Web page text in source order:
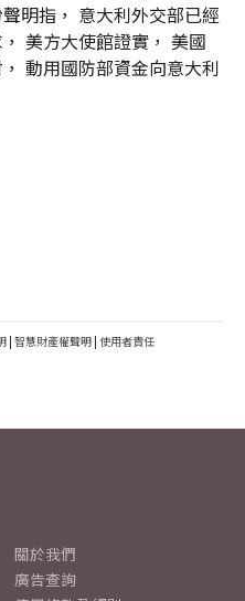
明指， 意大利外交部已經
美方大使館證實， 美國
動用國防部資金向意大利
| 智慧財產權聲明 | 使用者責任
關於我們
廣告查詢